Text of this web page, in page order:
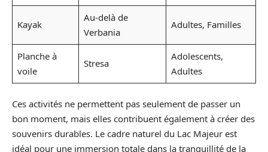
Kayak
Au-delà de
Verbania
Adultes, Familles
Planche à
voile
Stresa
Adolescents,
Adultes
Ces activités ne permettent pas seulement de passer un
bon moment, mais elles contribuent également à créer des
souvenirs durables. Le cadre naturel du Lac Majeur est
idéal pour une immersion totale dans la tranquillité de la